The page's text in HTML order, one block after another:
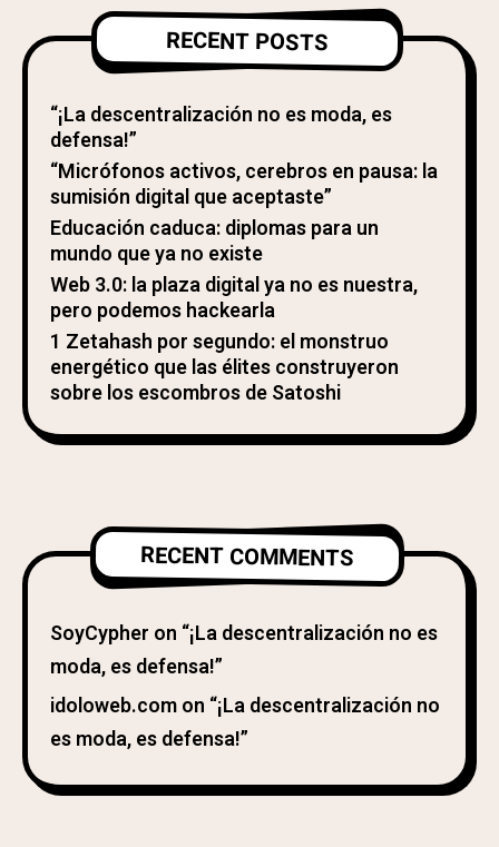
RECENT POSTS
“¡La descentralización no es moda, es
defensa!”
“Micrófonos activos, cerebros en pausa: la
sumisión digital que aceptaste”
Educación caduca: diplomas para un
mundo que ya no existe
Web 3.0: la plaza digital ya no es nuestra,
pero podemos hackearla
1 Zetahash por segundo: el monstruo
energético que las élites construyeron
sobre los escombros de Satoshi
RECENT COMMENTS
SoyCypher on “¡La descentralización no es
moda, es defensa!”
idoloweb.comon “¡La descentralización no
es moda, es defensa!”